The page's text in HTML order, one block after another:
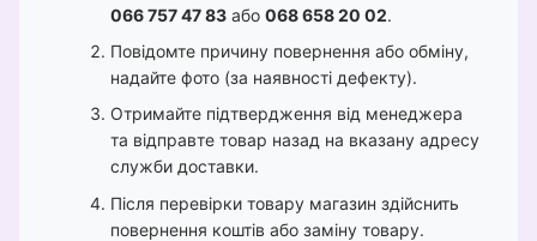
066 757 47 83 або 068 658 20 02.
Повідомте причину повернення або обміну,
надайте фото (за наявності дефекту).
Отримайте підтвердження від менеджера
та відправте товар назад на вказану адресу
служби доставки.
Після перевірки товару магазин здійснить
повернення коштів або заміну товару.